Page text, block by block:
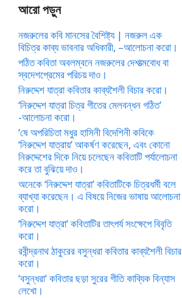
আরো পড়ুন
নজরুলের কবি মানসের বৈশিষ্ট্য | নজরুল এক
বিচিত্র কাব্য ভাবনার অধিকারী, –আলোচনা করো।
পঠিত কবিতা অবলম্বনে নজরুলের দেশাত্মবোধ বা
স্বদেশপ্রেমের পরিচয় দাও।
নিরুদ্দেশ যাত্রা কবিতার কাব্যশৈলী বিচার করো।
‘নিরুদ্দেশ যাত্রা চিত্র গীতের মেলবন্ধন গঠিত’
-আলোচনা করো।
‘ষে অপরিচিতা মধুর হাসিনী বিদেশিনী কবিকে
‘নিরুদ্দেশ যাত্রায়’ আকর্ষণ করেছেন, এবং কোনো
নিরুদ্দেশের দিকে নিয়ে চলেছেন কবিতাটি পর্যালোচনা
করে তা বুঝিয়ে দাও।
অনেকে ‘নিরুদ্দেশ যাত্রা’ কবিতাটিকে চিত্রধর্মী বলে
ব্যাখ্যা করেছেন। এ বিষয়ে নিজের ভাষায় আলোচনা
করো।
‘নিরুদ্দেশ যাত্রা’ কবিতাটির তাৎপর্য সংক্ষেপে বিবৃতি
করো।
রবীন্দ্রনাথ ঠাকুরের বসুন্ধরা কবিতার কাব্যশৈলী বিচার
করো।
‘বসুন্ধরা’ কবিতার ছড়া সুরের গীতি কাব্যিক বিন্যাস
লেখো।